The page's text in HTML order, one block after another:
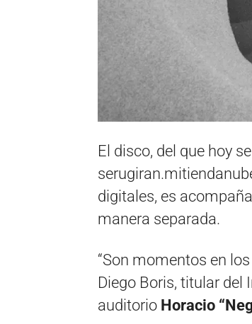
El disco, del que hoy
digitales, es
manera separada.
“Son momentos en
Diego Boris, titular del
auditorio Horacio